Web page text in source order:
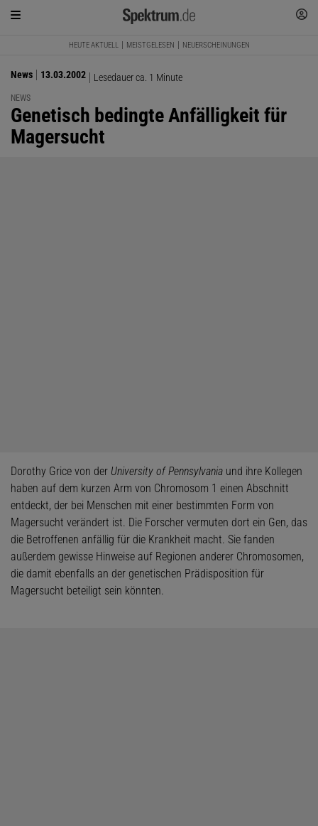
HEUTE AKTUELL MEISTGELESEN NEUERSCHEINUNGEN
News 13.03.2002 Lesedauer ca. 1 Minute
NEWS
:
Genetisch bedingte Anfälligkeit für
Magersucht
Dorothy Grice von der University of Pennsylvania und ihre Kollegen
haben auf dem kurzen Arm von Chromosom 1 einen Abschnitt
entdeckt, der bei Menschen mit einer bestimmten Form von
Magersucht verändert ist. Die Forscher vermuten dort ein Gen, das
die Betroffenen anfällig für die Krankheit macht. Sie fanden
außerdem gewisse Hinweise auf Regionen anderer Chromosomen,
die damit ebenfalls an der genetischen Prädisposition für
Magersucht beteiligt sein könnten.